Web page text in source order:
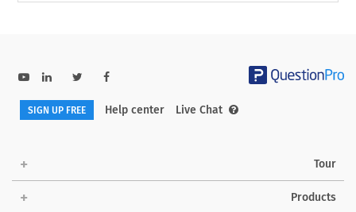
Help center Live Chat
SIGN UP FREE
Tour
Products